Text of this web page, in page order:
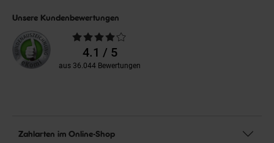
Unsere Kundenbewertungen
Durchschnittliche
Bewertungen4.1 / 5
aus 36.044 Bewertungen
Zahlarten im Online-Shop